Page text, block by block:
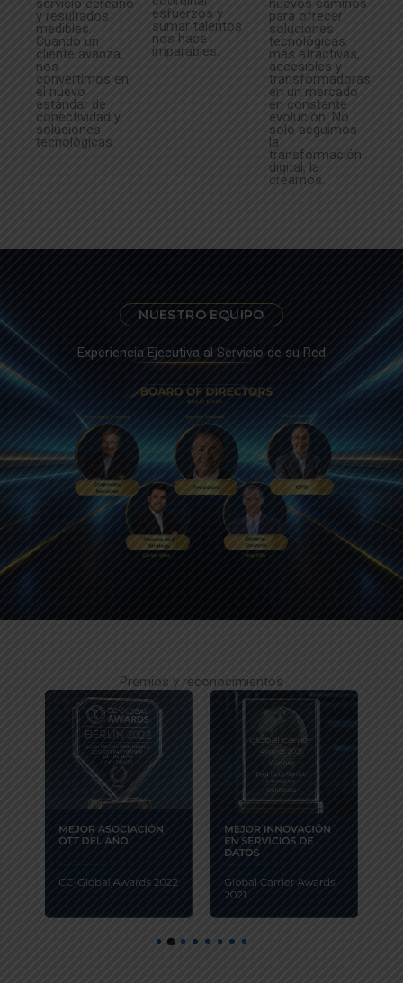
servicio cercano
y resultados
medibles.
Cuando un
cliente avanza,
nos
convertimos en
el nuevo
estándar de
conectividad y
soluciones
tecnológicas.
esfuerzos y
sumar talentos
nos hace
imparables.
nuevos caminos
para ofrecer
soluciones
tecnológicas
más atractivas,
accesibles y
transformadoras
en un mercado
en constante
evolución. No
solo seguimos
la
transformación
digital, la
creamos.
NUESTRO EQUIPO
Experiencia Ejecutiva al Servicio de su Red
Premios y reconocimientos